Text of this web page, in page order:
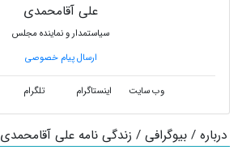
علی آقامحمدی
سیاستمدار و نماینده مجلس
ارسال پیام خصوصی
وب سایت اینستاگرام تلگرام
درباره / بیوگرافی / زندگی نامه علی آقامحمدی